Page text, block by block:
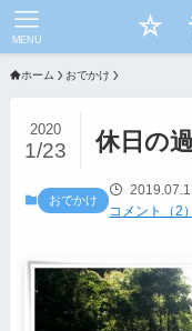
☆
MENU
ホーム おでかけ
休日の
2020
1/23
おでかけ
コメント（2）